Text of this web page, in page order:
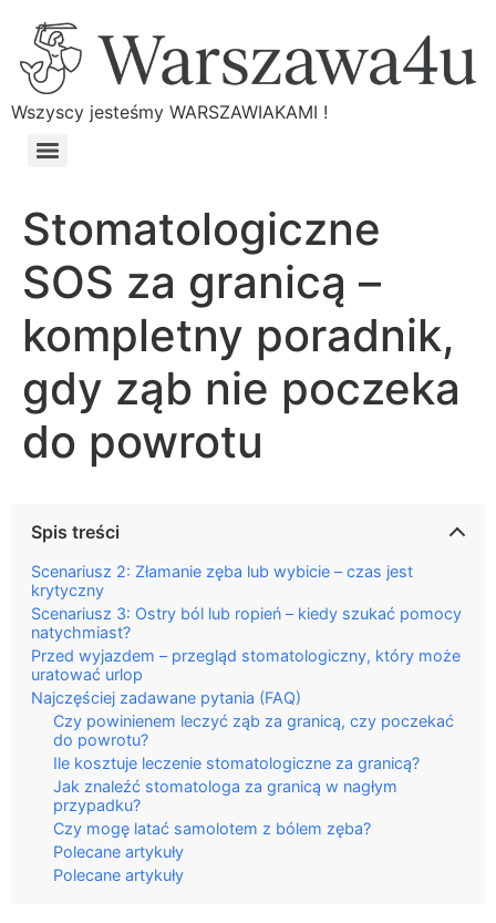
Wszyscy jesteśmy WARSZAWIAKAMI !
Stomatologiczne
SOS za granicą –
kompletny poradnik,
gdy ząb nie poczeka
do powrotu
Spis treści
Scenariusz 2: Złamanie zęba lub wybicie – czas jest
krytyczny
Scenariusz 3: Ostry ból lub ropień – kiedy szukać pomocy
natychmiast?
Przed wyjazdem – przegląd stomatologiczny, który może
uratować urlop
Najczęściej zadawane pytania (FAQ)
Czy powinienem leczyć ząb za granicą, czy poczekać
do powrotu?
Ile kosztuje leczenie stomatologiczne za granicą?
Jak znaleźć stomatologa za granicą w nagłym
przypadku?
Czy mogę latać samolotem z bólem zęba?
Polecane artykuły
Polecane artykuły